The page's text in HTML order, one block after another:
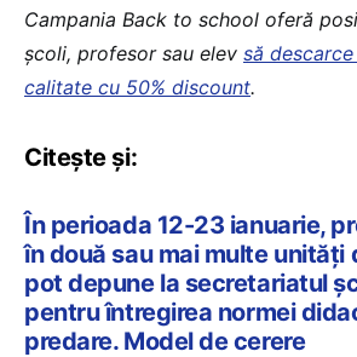
Campania Back to school oferă
școli, profesor sau elev să
calitate cu 50% discount.
Citește și:
În perioada 12-23 ianuarie,
în două sau mai multe unități
pot depune la secretariatul
pentru întregirea normei
predare. Model de cerere